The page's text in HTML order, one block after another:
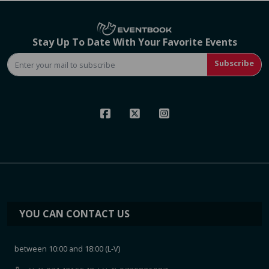
Stay Up To Date With Your Favorite Events
Subscribe
YOU CAN CONTACT US
between 10:00 and 18:00 (L-V)